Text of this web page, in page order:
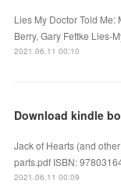
Lies My Doctor Told Me:
Berry, Gary Fettke Lies-
2021.06.11 00:10
Jack of Hearts (and
parts.pdf ISBN:
2021.06.11 00:09